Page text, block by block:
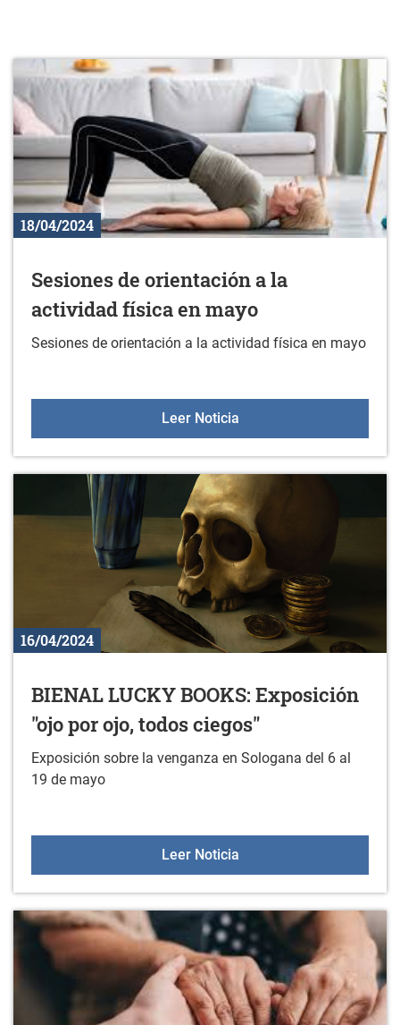
18/04/2024
Sesiones de orientación a la
actividad física en mayo
Sesiones de orientación a la actividad física en mayo
Leer NoticiaSesiones de orientación
16/04/2024
BIENAL LUCKY BOOKS: Exposición
"ojo por ojo, todos ciegos"
Exposición sobre la venganza en Sologana del 6 al
19 de mayo
Leer NoticiaBIENAL LUCKY